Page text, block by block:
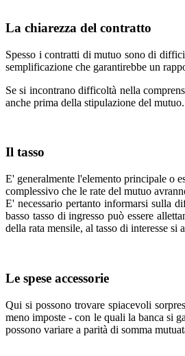
La chiarezza del contratto
Spesso i contratti di mutuo sono di
semplificazione che garantirebbe un
Se si incontrano difficoltà nella
anche prima della stipulazione del
Il tasso
E' generalmente l'elemento principale o
complessivo che le rate del mutuo
E' necessario pertanto informarsi sulla
basso tasso di ingresso può essere
della rata mensile, al tasso di interesse si
Le spese accessorie
Qui si possono trovare spiacevoli
meno imposte - con le quali la banca si
possono variare a parità di somma